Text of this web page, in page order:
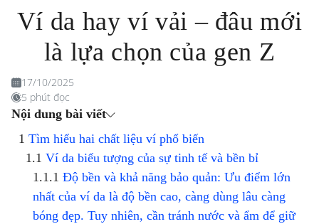
Ví da hay ví vải – đâu mới
là lựa chọn của gen Z
17/10/2025
5 phút đọc
Nội dung bài viết
Tìm hiểu hai chất liệu ví phổ biến
Ví da biểu tượng của sự tinh tế và bền bỉ
Độ bền và khả năng bảo quản: Ưu điểm lớn
nhất của ví da là độ bền cao, càng dùng lâu càng
bóng đẹp. Tuy nhiên, cần tránh nước và ẩm để giữ